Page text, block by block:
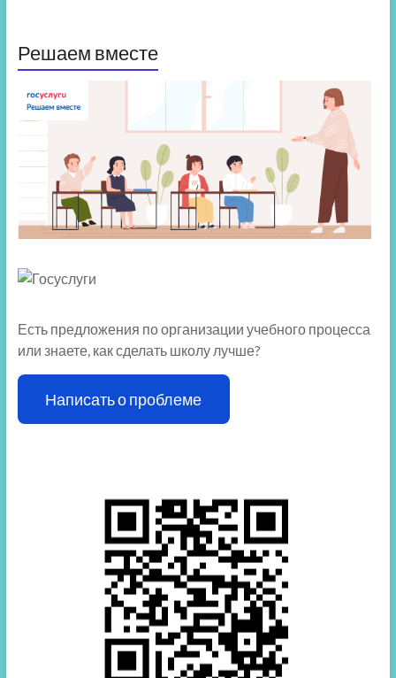
Решаем вместе
Есть предложения по организации учебного процесса
или знаете, как сделать школу лучше?
Написать о проблеме